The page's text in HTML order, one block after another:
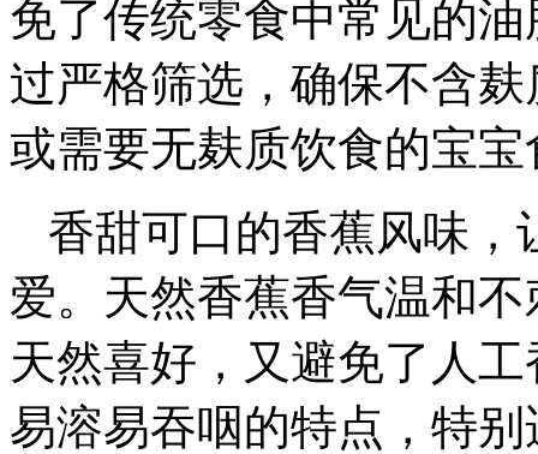
免了传统零食中常见的
过严格筛选，确保不含
或需要无麸质饮食的宝宝
香甜可口的香蕉风味，
爱。天然香蕉香气温和
天然喜好，又避免了人
易溶易吞咽的特点，特